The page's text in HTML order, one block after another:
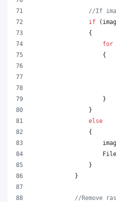
//If
if
(
{
for
{
}
}
else
{
File
}
}
//Remove